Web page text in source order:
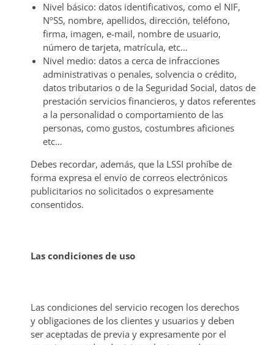
Nivel básico: datos identificativos, como el NIF,
NºSS, nombre, apellidos, dirección, teléfono,
firma, imagen, e-mail, nombre de usuario,
número de tarjeta, matrícula, etc…
Nivel medio: datos a cerca de infracciones
administrativas o penales, solvencia o crédito,
datos tributarios o de la Seguridad Social, datos de
prestación servicios financieros, y datos referentes
a la personalidad o comportamiento de las
personas, como gustos, costumbres aficiones
etc…
Debes recordar, además, que la LSSI prohíbe de
forma expresa el envío de correos electrónicos
publicitarios no solicitados o expresamente
consentidos.
Las condiciones de uso
Las condiciones del servicio recogen los derechos
y obligaciones de los clientes y usuarios y deben
ser aceptadas de previa y expresamente por el